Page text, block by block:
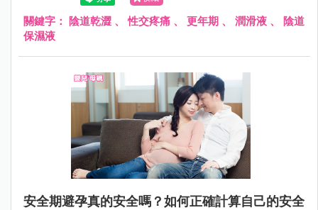
關鍵字： 陰道乾澀 、性交疼痛 、 更年期 、 潤滑液 、
陰道
保濕液
安全期避孕真的安全嗎？如何正確計算自己的安全